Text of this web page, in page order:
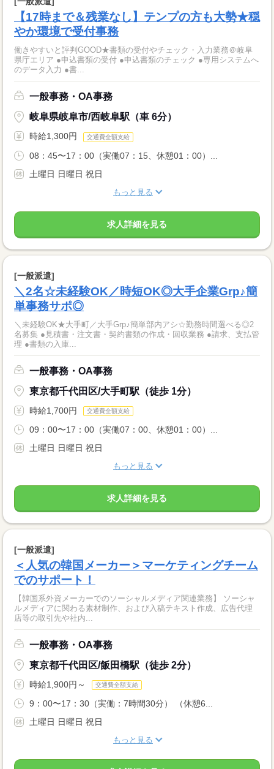
【17時まで＆残業なし】テンプの方も大勢★穏
やか環境で受付事務
働きやすいと評判GOOD★書類の受付やチェック・入力業務＠岐阜
県庁エリア ●申込書類の受付 ●申込書類のチェック ●専用システムへ
のデータ入力 ●書...
一般事務・OA事務
岐阜県岐阜市/西岐阜駅（車 6分）
時給1,300円 交通費全額支給
08：45〜17：00（実働07：15、休憩01：00）...
土曜日 日曜日 祝日
もっと見る
求人詳細を見る
[一般派遣]
＼2名☆未経験OK／時短OK◎大手企業Grp♪簡
単事務サポ◎
＼未経験OK★大手町／大手Grp♪簡単部内アシ☆勤務時間選べる◎2
名募集 ●見積書・注文書・契約書類の作成・回収業務 ●請求、支払管
理 ●書類の入庫...
一般事務・OA事務
東京都千代田区/大手町駅（徒歩 1分）
時給1,700円 交通費全額支給
09：00〜17：00（実働07：00、休憩01：00）...
土曜日 日曜日 祝日
もっと見る
求人詳細を見る
[一般派遣]
＜人気の韓国メーカー＞マーケティングチーム
でのサポート！
【韓国系外資メーカーでのソーシャルメディア関連業務】 ソーシャ
ルメディアに関わる素材制作、および入稿テキスト作成、広告代理
店等の取引先や社内...
一般事務・OA事務
東京都千代田区/飯田橋駅（徒歩 2分）
時給1,900円～ 交通費全額支給
9：00〜17：30（実働：7時間30分） （休憩6...
土曜日 日曜日 祝日
もっと見る